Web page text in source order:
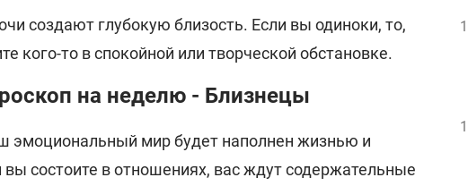
создают глубокую близость. Если вы одиноки, то,
кого-то в спокойной или творческой обстановке.
на неделю - Близнецы
эмоциональный мир будет наполнен жизнью и
вы состоите в отношениях, вас ждут содержательные